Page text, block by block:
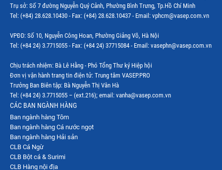
Trụ sở: Số 7 đường Nguyễn Quý Cảnh, Phường Bình Trưng, Tp.Hồ Chí Minh
Tel: (+84) 28.628.10430 - Fax: (+84) 28.628.10437 - Email: vphcm@vasep.com.vn
VPĐD: Số 10, Nguyễn Công Hoan, Phường Giảng Võ, Hà Nội
Tel: (+84 24) 3.7715055 - Fax: (+84 24) 37715084 - Email: vasephn@vasep.com.vn
Chịu trách nhiệm: Bà Lê Hằng - Phó Tổng Thư ký Hiệp hội
Đơn vị vận hành trang tin điện tử: Trung tâm VASEP.PRO
Trưởng Ban Biên tập: Bà Nguyễn Thị Vân Hà
Tel: (+84 24) 3.7715055 – (ext.216); email: vanha@vasep.com.vn
CÁC BAN NGÀNH HÀNG
Ban ngành hàng Tôm
Ban ngành hàng Cá nước ngọt
Ban ngành hàng Hải sản
CLB Cá Ngừ
CLB Bột cá & Surimi
CLB Hàng nội địa